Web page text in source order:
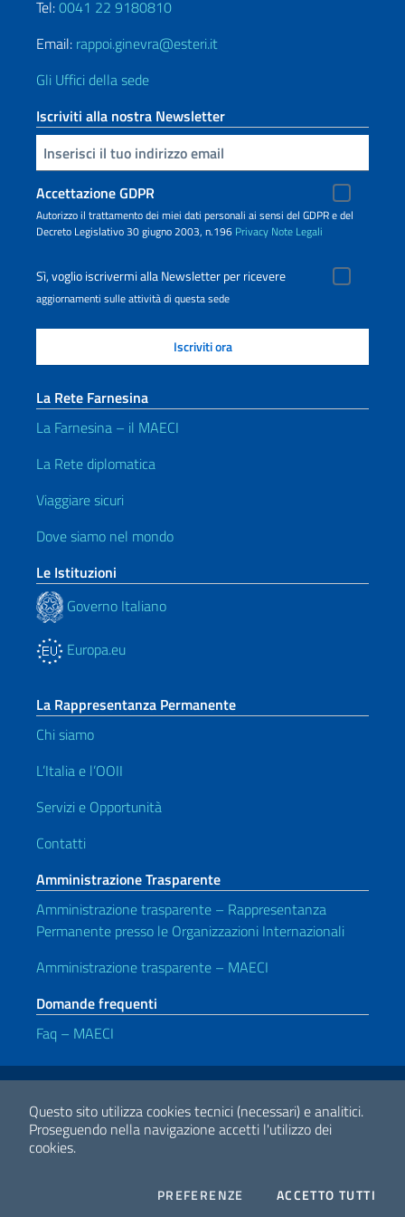
Questo sito utilizza cookies tecnici (necessari) e analitici.
Proseguendo nella navigazione accetti l'utilizzo dei
cookies.
PREFERENZE COOKIESACCETTO TUTTI
Tel:0041 22 9180810
Email: rappoi.ginevra@esteri.it
Gli Uffici della sede
Iscriviti alla nostra Newsletter
Inserisci la tua email
Accettazione GDPR
Autorizzo il trattamento dei miei dati personali ai sensi del GDPR e del
Decreto Legislativo 30 giugno 2003, n.196 Privacy Note Legali
Sì, voglio iscrivermi alla Newsletter per ricevere
aggiornamenti sulle attività di questa sede
La Rete Farnesina
La Farnesina – il MAECI
La Rete diplomatica
Viaggiare sicuri
Dove siamo nel mondo
Le Istituzioni
Governo Italiano
Europa.eu
La Rappresentanza Permanente
Chi siamo
L’Italia e l’OOII
Servizi e Opportunità
Contatti
Amministrazione Trasparente
Amministrazione trasparente – Rappresentanza
Permanente presso le Organizzazioni Internazionali
Amministrazione trasparente – MAECI
Domande frequenti
Faq – MAECI
Link Utili